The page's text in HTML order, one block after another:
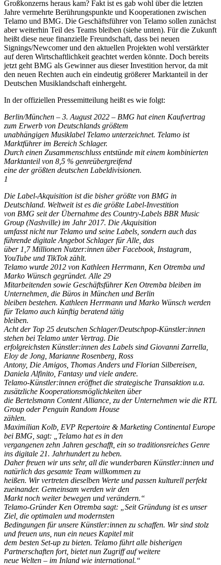
Großkonzerns heraus kam? Fakt ist es gab wohl über die letzten
Jahre vermehrte Berührungspunkte und Kooperationen zwischen
Telamo und BMG. Die Geschäftsführer von Telamo sollen zunächst
aber weiterhin Teil des Teams bleiben (siehe unten). Für die Zukunft
heißt diese neue finanzielle Freundschaft, dass bei neuen
Signings/Newcomer und den aktuellen Projekten wohl verstärkter
auf deren Wirtschaftlichkeit geachtet werden könnte. Doch bereits
jetzt geht BMG als Gewinner aus dieser Investition hervor, da mit
den neuen Rechten auch ein eindeutig größerer Marktanteil in der
Deutschen Musiklandschaft einhergeht.
In der offiziellen Pressemitteilung heißt es wie folgt:
Berlin/München – 3. August 2022 – BMG hat einen Kaufvertrag
zum Erwerb von Deutschlands größtem
unabhängigen Musiklabel Telamo unterzeichnet. Telamo ist
Marktführer im Bereich Schlager.
Durch einen Zusammenschluss entstünde mit einem kombinierten
Marktanteil von 8,5 % genreübergreifend
eine der größten deutschen Labeldivisionen.
1
Die Label-Akquisition ist die bisher größte von BMG in
Deutschland. Weltweit ist es die größte Label-Investition
von BMG seit der Übernahme des Country-Labels BBR Music
Group (Nashville) im Jahr 2017. Die Akquisition
umfasst nicht nur Telamo und seine Labels, sondern auch das
führende digitale Angebot Schlager für Alle, das
über 1,7 Millionen Nutzer:innen über Facebook, Instagram,
YouTube und TikTok zählt.
Telamo wurde 2012 von Kathleen Herrmann, Ken Otremba und
Marko Wünsch gegründet. Alle 29
Mitarbeitenden sowie Geschäftsführer Ken Otremba bleiben im
Unternehmen, die Büros in München und Berlin
bleiben bestehen. Kathleen Herrmann und Marko Wünsch werden
für Telamo auch künftig beratend tätig
bleiben.
Acht der Top 25 deutschen Schlager/Deutschpop-Künstler:innen
stehen bei Telamo unter Vertrag. Die
erfolgreichsten Künstler:innen des Labels sind Giovanni Zarrella,
Eloy de Jong, Marianne Rosenberg, Ross
Antony, Die Amigos, Thomas Anders und Florian Silbereisen,
Daniela Alfinito, Fantasy und viele andere.
Telamo-Künstler:innen eröffnet die strategische Transaktion u.a.
zusätzliche Kooperationsmöglichkeiten über
die Bertelsmann Content Alliance, zu der Unternehmen wie die RTL
Group oder Penguin Random House
zählen.
Maximilian Kolb, EVP Repertoire & Marketing Continental Europe
bei BMG, sagt: „Telamo hat es in den
vergangenen zehn Jahren geschafft, ein so traditionsreiches Genre
ins digitale 21. Jahrhundert zu heben.
Daher freuen wir uns sehr, all die wunderbaren Künstler:innen und
natürlich das gesamte Team willkommen zu
heißen. Wir vertreten dieselben Werte und passen kulturell perfekt
zueinander. Gemeinsam werden wir den
Markt noch weiter bewegen und verändern.“
Telamo-Gründer Ken Otremba sagt: „Seit Gründung ist es unser
Ziel, die optimalen und modernsten
Bedingungen für unsere Künstler:innen zu schaffen. Wir sind stolz
und freuen uns, nun ein neues Kapitel mit
dem besten Set-up zu bieten. Telamo führt alle bisherigen
Partnerschaften fort, bietet nun Zugriff auf weitere
neue Welten – im Inland wie international.“